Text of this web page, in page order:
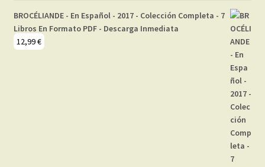
BROCÉLIANDE - En Español - 2017 - Colección Completa - 7
Libros En Formato PDF - Descarga Inmediata
12,99€